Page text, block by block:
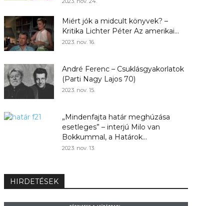
Miért jók a midcult könyvek? –
Kritika Lichter Péter Az amerikai...
2023. nov. 16.
André Ferenc – Csuklásgyakorlatok
(Parti Nagy Lajos 70)
2023. nov. 15.
„Mindenfajta határ meghúzása
esetleges” – interjú Milo van
Bokkummal, a Határok...
2023. nov. 13.
HIRDETÉSEK